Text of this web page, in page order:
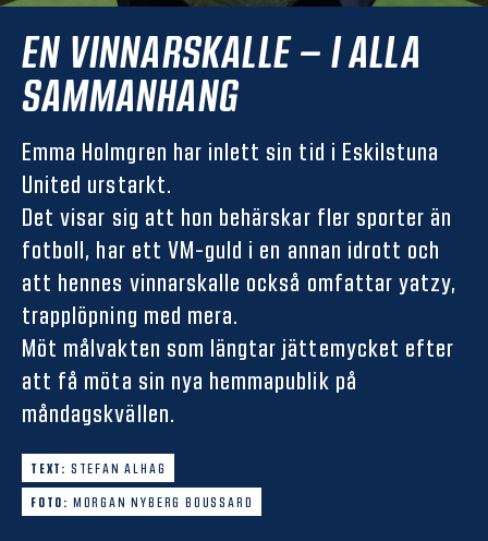
EN VINNARSKALLE – I ALLA
SAMMANHANG
Emma Holmgren har inlett sin tid i Eskilstuna
United urstarkt.
Det visar sig att hon behärskar fler sporter än
fotboll, har ett VM-guld i en annan idrott och
att hennes vinnarskalle också omfattar yatzy,
trapplöpning med mera.
Möt målvakten som längtar jättemycket efter
att få möta sin nya hemmapublik på
måndagskvällen.
TEXT: STEFAN ALHAG
FOTO: MORGAN NYBERG BOUSSARD